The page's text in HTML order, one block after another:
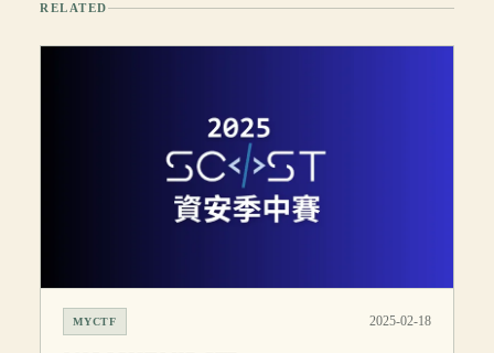
RELATED
MYCTF 2025-02-18